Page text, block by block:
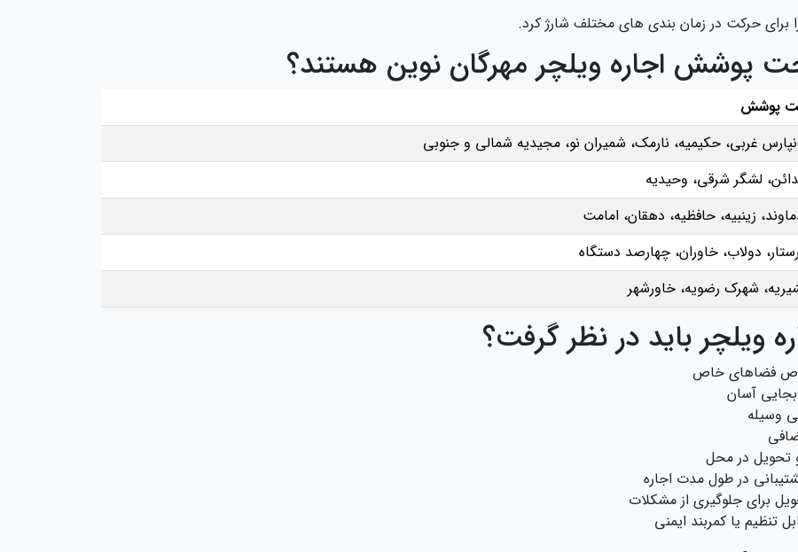
برای حرکت در زمان بندی های مختلف شارژ کرد.
پوشش اجاره ویلچر مهرگان نوین هستند؟
پوشش
غربی، حکیمیه، نارمک، شمیران‌ نو، مجیدیه شمالی و جنوبی
لشگر شرقی، وحیدیه
زینبیه، حافظیه، دهقان، امامت
دولاب، خاوران، چهارصد دستگاه
شهرک رضویه، خاورشهر
ویلچر باید در نظر گرفت؟
فضاهای خاص
آسان
وسیله
تحویل در محل
در طول مدت اجاره
برای جلوگیری از مشکلات
تنظیم یا کمربند ایمنی